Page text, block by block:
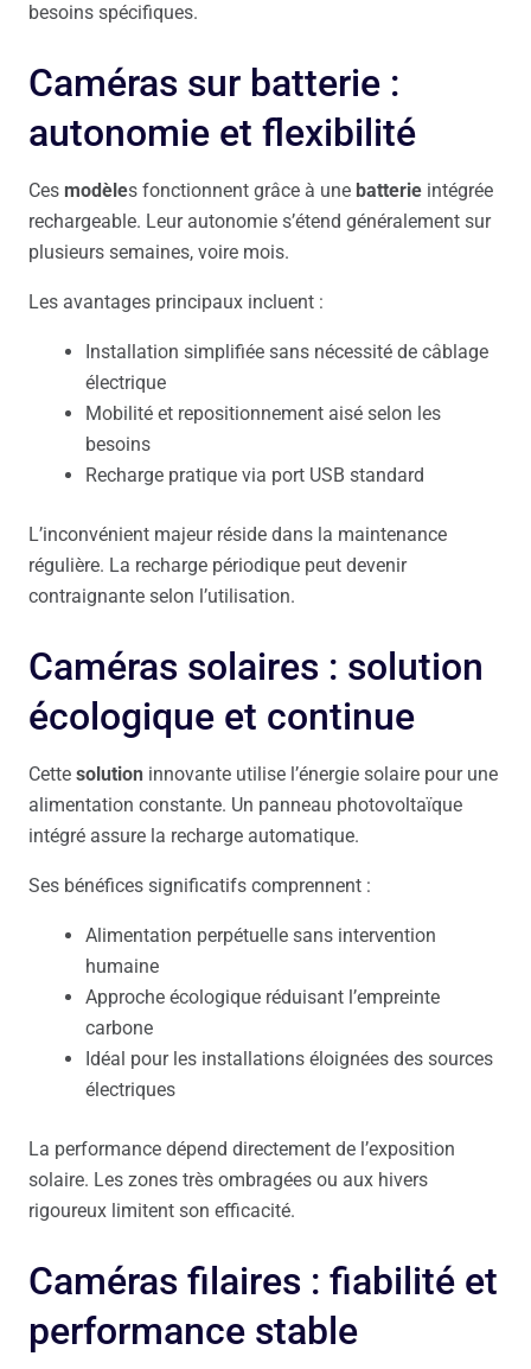
besoins spécifiques.
Caméras sur batterie :
autonomie et flexibilité
Ces modèles fonctionnent grâce à une batterie intégrée
rechargeable. Leur autonomie s’étend généralement sur
plusieurs semaines, voire mois.
Les avantages principaux incluent :
Installation simplifiée sans nécessité de câblage
électrique
Mobilité et repositionnement aisé selon les
besoins
Recharge pratique via port USB standard
L’inconvénient majeur réside dans la maintenance
régulière. La recharge périodique peut devenir
contraignante selon l’utilisation.
Caméras solaires : solution
écologique et continue
Cette solution innovante utilise l’énergie solaire pour une
alimentation constante. Un panneau photovoltaïque
intégré assure la recharge automatique.
Ses bénéfices significatifs comprennent :
Alimentation perpétuelle sans intervention
humaine
Approche écologique réduisant l’empreinte
carbone
Idéal pour les installations éloignées des sources
électriques
La performance dépend directement de l’exposition
solaire. Les zones très ombragées ou aux hivers
rigoureux limitent son efficacité.
Caméras filaires : fiabilité et
performance stable